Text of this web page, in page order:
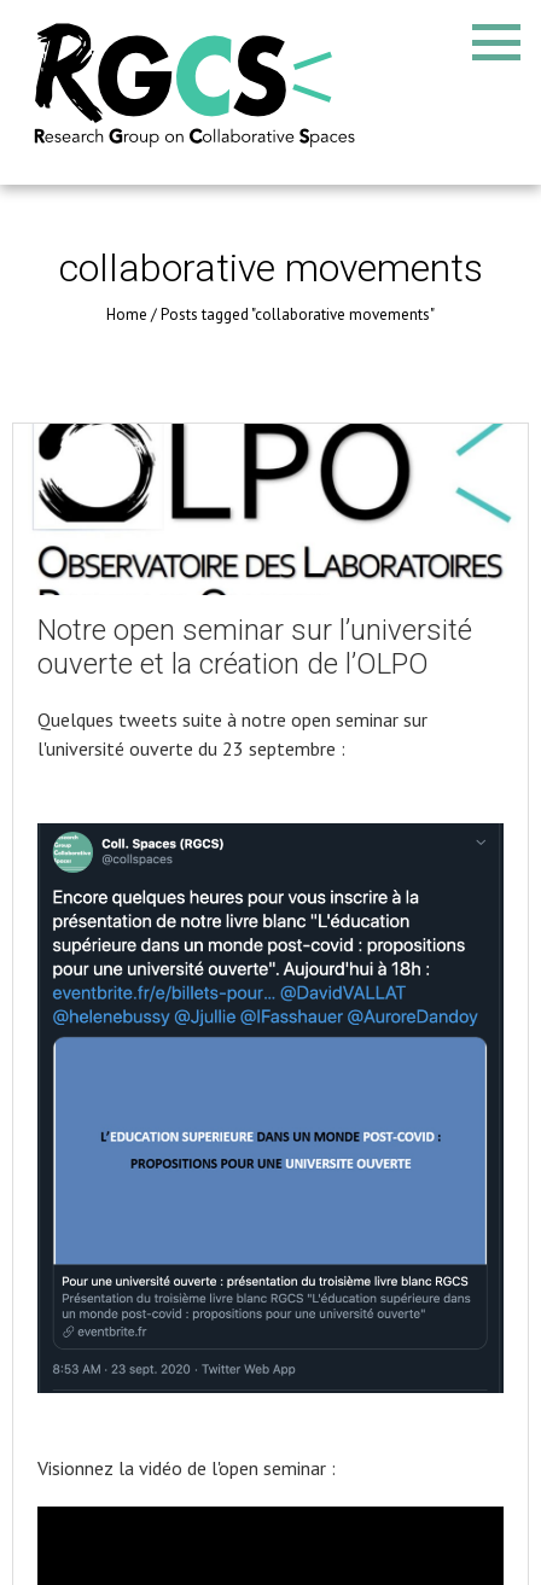
collaborative movements
Home /Posts tagged "collaborative movements"
Notre open seminar sur l’université
ouverte et la création de l’OLPO
Quelques tweets suite à notre open seminar sur
l'université ouverte du 23 septembre :
Visionnez la vidéo de l'open seminar :